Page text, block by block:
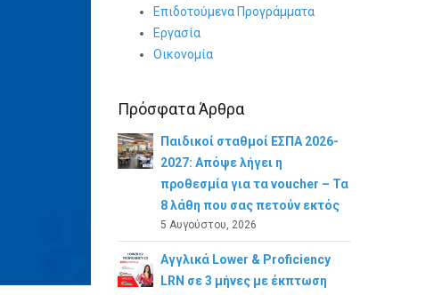
Επιδοτούμενα Προγράμματα
Εργασία
Οικονομία
Πρόσφατα Άρθρα
Παιδικοί σταθμοί ΕΣΠΑ 2026-
2027: Απόψε λήγει η
προθεσμία για τα voucher – Τα
8 λάθη που σας πετούν εκτός
5 Αυγούστου, 2026
Αγγλικά Lower & Proficiency
LRN σε 3 μήνες με έκπτωση